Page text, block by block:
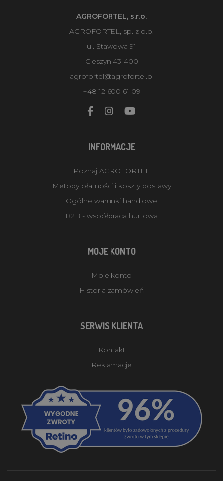
AGROFORTEL, s.r.o.
AGROFORTEL, sp. z o.o.
ul. Stawowa 91
Cieszyn 43-400
agrofortel@agrofortel.pl
+48 12 600 61 09
INFORMACJE
Poznaj AGROFORTEL
Metody płatności i koszty dostawy
Ogólne warunki handlowe
B2B - współpraca hurtowa
MOJE KONTO
Moje konto
Historia zamówień
SERWIS KLIENTA
Kontakt
Reklamacje